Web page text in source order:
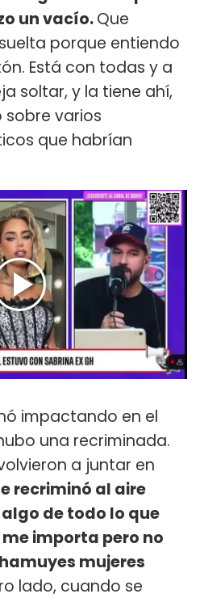
un vacío.Que
porque entiendo
Está con todas y a
soltar, y la tiene ahí,
varios
que habrían
impactando en el
una recriminada.
a juntar en
recriminó al aire
de todo lo que
importa pero no
mujeres
lado, cuando se